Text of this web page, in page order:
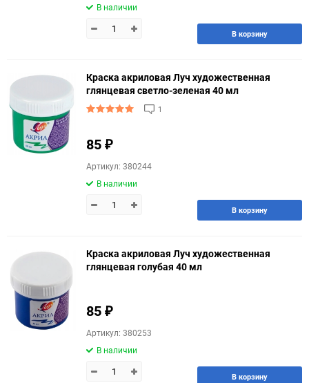
В наличии
В корзину
Краска акриловая Луч художественная
глянцевая светло-зеленая 40 мл
1
85 ₽
Артикул: 380244
В наличии
В корзину
Краска акриловая Луч художественная
глянцевая голубая 40 мл
85 ₽
Артикул: 380253
В наличии
В корзину